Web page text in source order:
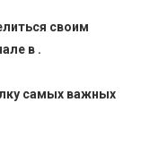
своим
в .
самых важных